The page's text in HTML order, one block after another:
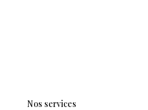
Nos services